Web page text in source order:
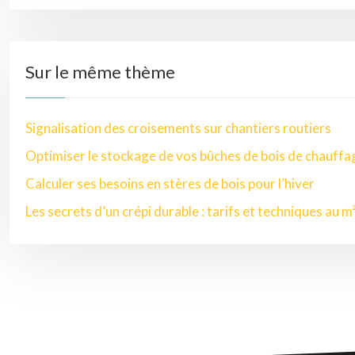
Sur le même thème
Signalisation des croisements sur chantiers routiers
Optimiser le stockage de vos bûches de bois de
Calculer ses besoins en stères de bois pour l’hiver
Les secrets d’un crépi durable : tarifs et techniques au